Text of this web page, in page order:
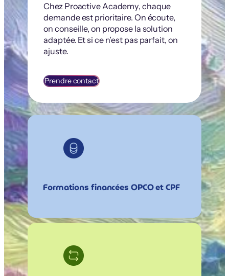
Chez Proactive Academy, chaque
demande est prioritaire. On écoute,
on conseille, on propose la solution
adaptée. Et si ce n’est pas parfait, on
ajuste.
Prendre contact
Formations financées OPCO et CPF